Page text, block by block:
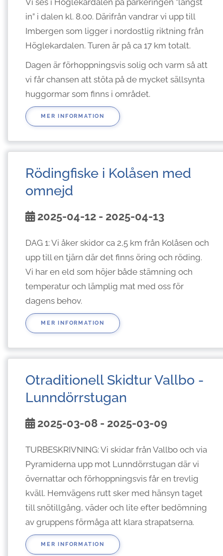
Vi ses i Höglekardalen på parkeringen ”längst
in” i dalen kl. 8.00. Därifrån vandrar vi upp till
Imbergen som ligger i nordostlig riktning från
Höglekardalen. Turen är på ca 17 km totalt.
Dagen är förhoppningsvis solig och varm så att
vi får chansen att stöta på de mycket sällsynta
huggormar som finns i området.
MER INFORMATION
Rödingfiske i Kolåsen med
omnejd
2025-04-12 - 2025-04-13
DAG 1: Vi åker skidor ca 2,5 km från Kolåsen och
upp till en tjärn där det finns öring och röding.
Vi har en eld som höjer både stämning och
temperatur och lämplig mat med oss för
dagens behov.
MER INFORMATION
Otraditionell Skidtur Vallbo -
Lunndörrstugan
2025-03-08 - 2025-03-09
TURBESKRIVNING: Vi skidar från Vallbo och via
Pyramiderna upp mot Lunndörrstugan där vi
övernattar och förhoppningsvis får en trevlig
kväll. Hemvägens rutt sker med hänsyn taget
till snötillgång, väder och lite efter bedömning
av gruppens förmåga att klara strapatserna.
MER INFORMATION